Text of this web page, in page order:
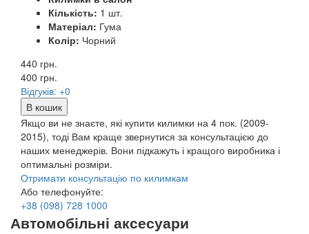
Кількість: 1 шт.
Матеріал: Гума
Колір: Чорний
440 грн.
400 грн.
Відгуків: +0
В кошик
Якщо ви не знаєте, які купити килимки на 4 пок. (2009-
2015), тоді Вам краще звернутися за консультацією до
наших менеджерів. Вони підкажуть і кращого виробника і
оптимальні розміри.
Отримати консультацію по килимкам
Або телефонуйте:
+38 (098) 728 1000
Автомобільні аксесуари